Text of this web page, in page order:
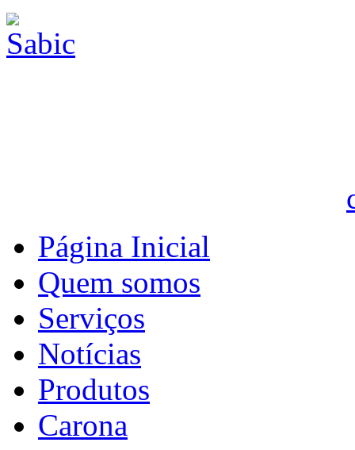
Página Inicial
Quem somos
Serviços
Notícias
Produtos
Carona